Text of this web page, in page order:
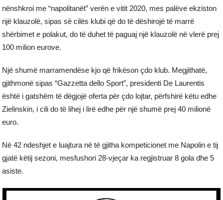
nënshkroi me “napolitanët” verën e vitit 2020, mes palëve ekziston
një klauzolë, sipas së cilës klubi që do të dëshirojë të marrë
shërbimet e polakut, do të duhet të paguaj një klauzolë në vlerë prej
100 milion eurove.
Një shumë marramendëse kjo që frikëson çdo klub. Megjithatë,
gjithmonë sipas “Gazzetta dello Sport”, presidenti De Laurentis
është i gatshëm të dëgjojë oferta për çdo lojtar, përfshirë këtu edhe
Zielinskin, i cili do të lihej i lirë edhe për një shumë prej 40 milionë
euro.
Në 42 ndeshjet e luajtura në të gjitha kompeticionet me Napolin e tij
gjatë këtij sezoni, mesfushori 28-vjeçar ka regjistruar 8 gola dhe 5
asiste.